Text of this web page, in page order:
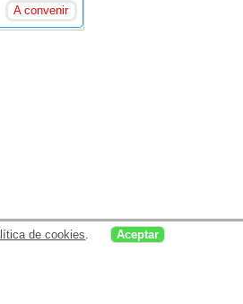
A convenir
de cookies. Aceptar